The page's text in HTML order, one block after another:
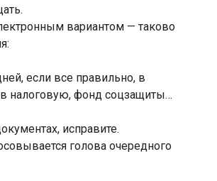
вариантом — таково
если все правильно, в
налоговую, фонд соцзащиты…
исправите.
голова очередного